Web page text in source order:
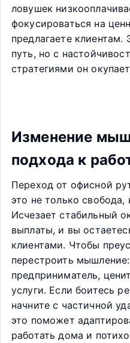
ловушек
фокусироваться на
предлагаете
путь, но с
стратегиями он
Изменение
подхода к
Переход от офисной
это не только свобода,
Исчезает стабильный
выплаты, и вы
клиентами. Чтобы
перестроить
предприниматель,
услуги. Если боитесь
начните с частичной
это поможет
работать дома и